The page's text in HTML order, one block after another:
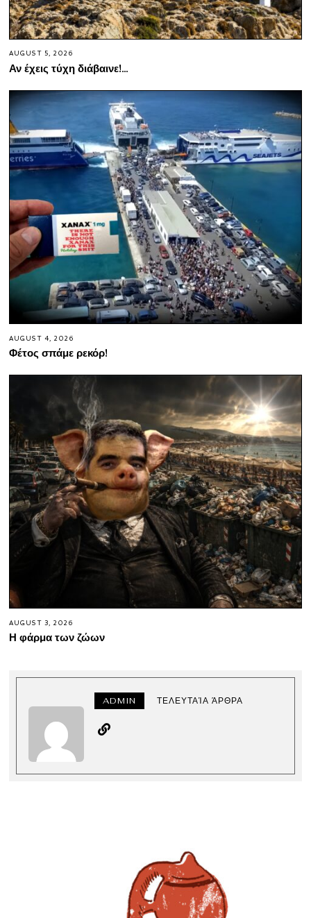
AUGUST 5, 2026
Αν έχεις τύχη διάβαινε!…
AUGUST 4, 2026
Φέτος σπάμε ρεκόρ!
AUGUST 3, 2026
Η φάρμα των ζώων
ADMIN ΤΕΛΕΥΤΑΊΑ ΆΡΘΡΑ